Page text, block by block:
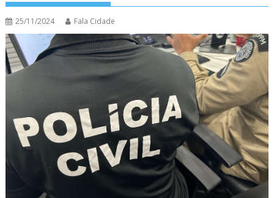
25/11/2024 Fala Cidade